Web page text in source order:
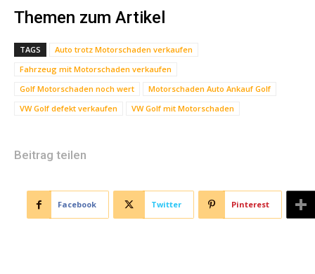
Themen zum Artikel
TAGS
Auto trotz Motorschaden verkaufen
Fahrzeug mit Motorschaden verkaufen
Golf Motorschaden noch wert
Motorschaden Auto Ankauf Golf
VW Golf defekt verkaufen
VW Golf mit Motorschaden
Beitrag teilen
Facebook Twitter Pinterest